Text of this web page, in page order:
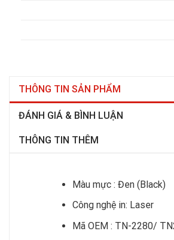
THÔNG TIN SẢN PHẨM
ĐÁNH GIÁ & BÌNH LUẬN
THÔNG TIN THÊM
Màu mực : Đen (Black)
Công nghệ in: Laser
Mã OEM : TN-2280/